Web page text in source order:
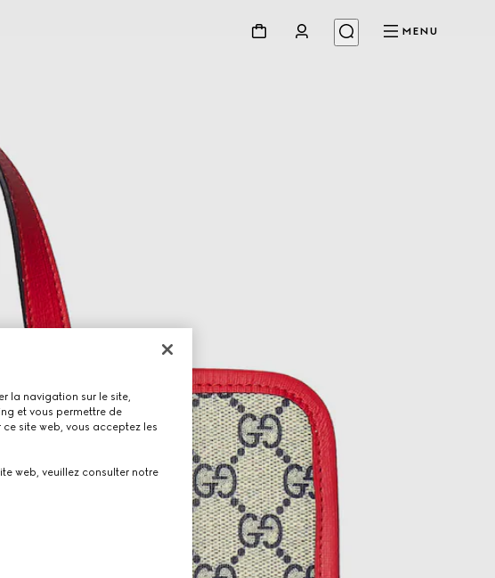
MENU
la navigation sur le site,
et vous permettre de
site web, vous acceptez les
web, veuillez consulter notre